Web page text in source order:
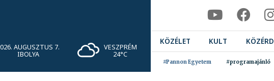
AUGUSZTUS 7.
IBOLYA
VESZPRÉM
24°C
KÖZÉLET KULT
#Pannon Egyetem #programajánló